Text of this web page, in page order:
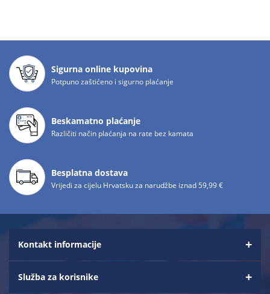
Sigurna online kupovina
Potpuno zaštićeno i sigurno plaćanje
Beskamatno plaćanje
Različiti način plaćanja na rate bez kamata
Besplatna dostava
Vrijedi za cijelu Hrvatsku za narudžbe iznad 59,99 €
Kontakt informacije
Služba za korisnike